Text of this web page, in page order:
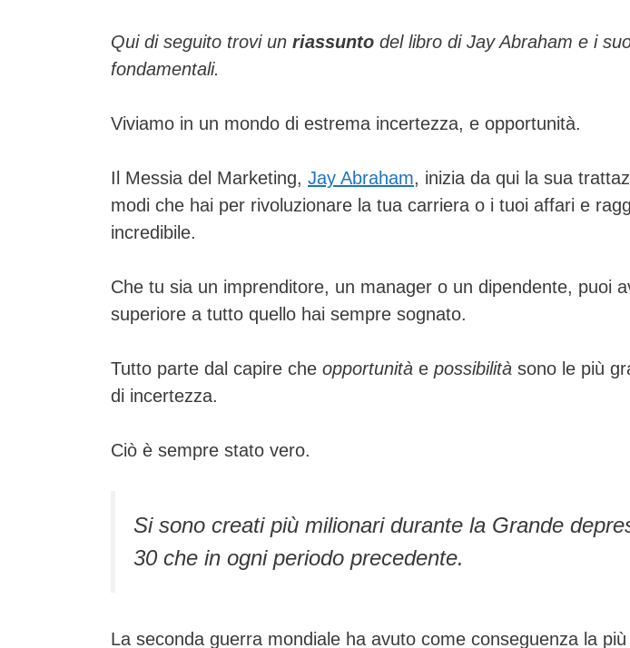
Qui di seguito trovi un riassunto del libro di Jay Abraham e i
fondamentali.
Viviamo in un mondo di estrema incertezza, e opportunità.
Il Messia del Marketing, Jay Abraham, inizia da qui la sua
modi che hai per rivoluzionare la tua carriera o i tuoi affari e
incredibile.
Che tu sia un imprenditore, un manager o un dipendente, puoi
superiore a tutto quello hai sempre sognato.
Tutto parte dal capire che opportunità e possibilità sono le più
di incertezza.
Ciò è sempre stato vero.
Si sono creati più milionari durante la Grande
30 che in ogni periodo precedente.
La seconda guerra mondiale ha avuto come conseguenza la